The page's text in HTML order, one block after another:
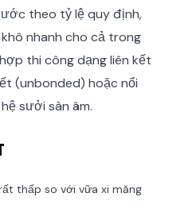
theo tỷ lệ quy định,
nhanh cho cả trong
thi công dạng liên kết
(unbonded) hoặc nổi
sưởi sàn âm.
thấp so với vữa xi măng